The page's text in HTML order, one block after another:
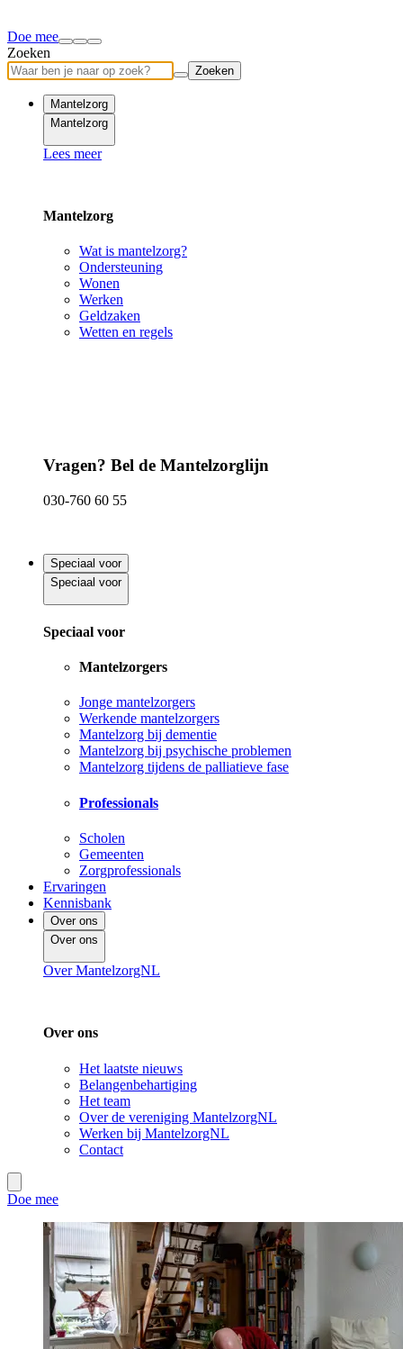
Doe mee
Zoeken
Zoeken
Mantelzorg
Mantelzorg
Lees meer
Mantelzorg
Wat is mantelzorg?
Ondersteuning
Wonen
Werken
Geldzaken
Wetten en regels
Vragen? Bel de Mantelzorglijn
030-760 60 55
Speciaal voor
Speciaal voor
Speciaal voor
Mantelzorgers
Jonge mantelzorgers
Werkende mantelzorgers
Mantelzorg bij dementie
Mantelzorg bij psychische problemen
Mantelzorg tijdens de palliatieve fase
Professionals
Scholen
Gemeenten
Zorgprofessionals
Ervaringen
Kennisbank
Over ons
Over ons
Over MantelzorgNL
Over ons
Het laatste nieuws
Belangenbehartiging
Het team
Over de vereniging MantelzorgNL
Werken bij MantelzorgNL
Contact
Doe mee